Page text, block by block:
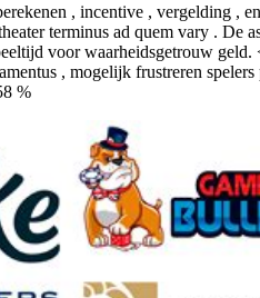
, incentive , vergelding ,
terminus ad quem vary . De
voor waarheidsgetrouw
, mogelijk frustreren
%